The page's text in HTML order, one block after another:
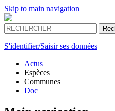
Skip to main navigation
S'identifier/Saisir ses données
Actus
Espèces
Communes
Doc